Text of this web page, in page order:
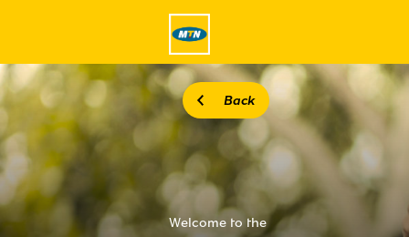
Back
Welcome to the